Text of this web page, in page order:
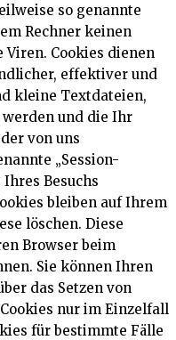
so genannte
Rechner keinen
Viren. Cookies dienen
effektiver und
kleine Textdateien,
und die Ihr
von uns
„Session-
Ihres Besuchs
bleiben auf Ihrem
löschen. Diese
Browser beim
Sie können Ihren
das Setzen von
nur im Einzelfall
für bestimmte Fälle